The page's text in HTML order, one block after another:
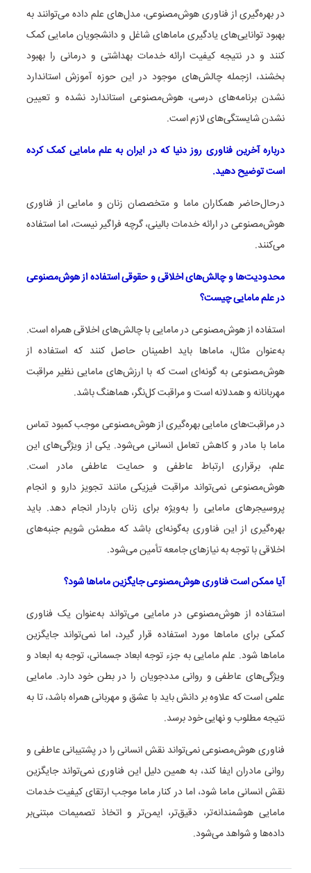
در بهره‌گیری از فناوری هوش‌مصنوعی، مدل‌های علم داده می‌توانند به
بهبود توانایی‌های یادگیری ماماهای شاغل و دانشجویان مامایی کمک
کنند و در نتیجه کیفیت ارائه خدمات بهداشتی و درمانی را بهبود
بخشند، ازجمله چالش‌های موجود در این حوزه آموزش استاندارد
نشدن برنامه‌های درسی، هوش‌مصنوعی استاندارد نشده و تعیین
نشدن شایستگی‌های لازم است.
درباره آخرین فناوری روز دنیا که در ایران به علم مامایی کمک کرده
است توضیح دهید.
درحال‌حاضر همکاران ماما و متخصصان زنان و مامایی از فناوری
هوش‌مصنوعی در ارائه خدمات بالینی، گرچه فراگیر نیست، اما استفاده
می‌کنند.
محدودیت‌ها و چالش‌های اخلاقی و حقوقی استفاده از هوش‌مصنوعی
در علم مامایی چیست؟
استفاده از هوش‌مصنوعی در مامایی با چالش‌های اخلاقی همراه است.
به‌عنوان مثال، ماماها باید اطمینان حاصل کنند که استفاده از
هوش‌مصنوعی به گونه‌ای است که با ارزش‌های مامایی نظیر مراقبت
مهربانانه و همدلانه است و مراقبت کل‌نگر، هماهنگ باشد.
در مراقبت‌های مامایی بهره‌گیری از هوش‌مصنوعی موجب کمبود تماس
ماما با مادر و کاهش تعامل انسانی می‌شود. یکی از ویژگی‌های این
علم، برقراری ارتباط عاطفی و حمایت عاطفی مادر است.
هوش‌مصنوعی نمی‌تواند مراقبت فیزیکی مانند تجویز دارو و انجام
پروسیجرهای مامایی را به‌ویژه برای زنان باردار انجام دهد. باید
بهره‌گیری از این فناوری به‌گونه‌ای باشد که مطمئن شویم جنبه‌های
اخلاقی با توجه به نیازهای جامعه تأمین می‌شود.
آیا ممکن است فناوری هوش‌مصنوعی جایگزین ماماها شود؟
استفاده از هوش‌مصنوعی در مامایی می‌تواند به‌عنوان یک فناوری
کمکی برای ماماها مورد استفاده قرار گیرد، اما نمی‌تواند جایگزین
ماماها شود. علم مامایی به جزء توجه ابعاد جسمانی، توجه به ابعاد و
ویژگی‌های عاطفی و روانی مددجویان را در بطن خود دارد. مامایی
علمی است که علاوه بر دانش باید با عشق و مهربانی همراه باشد، تا به
نتیجه مطلوب و نهایی خود برسد.
فناوری هوش‌مصنوعی نمی‌تواند نقش انسانی را در پشتیبانی عاطفی و
روانی مادران ایفا کند، به همین دلیل این فناوری نمی‌تواند جایگزین
نقش انسانی ماما شود، اما در کنار ماما موجب ارتقای کیفیت خدمات
مامایی هوشمندانه‌تر، دقیق‌تر، ایمن‌تر و اتخاذ تصمیمات مبتنی‌بر
داده‌ها و شواهد می‌شود.